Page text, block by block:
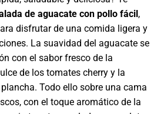
de aguacate con pollo fácil,
disfrutar de una comida ligera y
La suavidad del aguacate se
con el sabor fresco de la
de los tomates cherry y la
Todo ello sobre una cama
con el toque aromático de la